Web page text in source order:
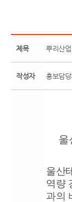
제목 뿌리산
작성자 홍보담
울
울산
역량
과의